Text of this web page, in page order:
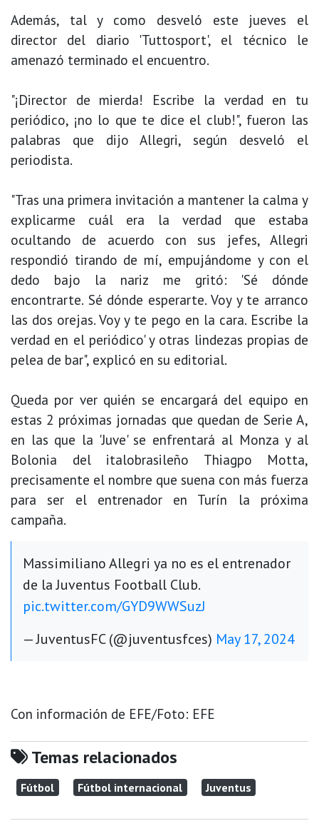
Además, tal y como desveló este jueves el
director del diario 'Tuttosport', el técnico le
amenazó terminado el encuentro.
"¡Director de mierda! Escribe la verdad en tu
periódico, ¡no lo que te dice el club!", fueron las
palabras que dijo Allegri, según desveló el
periodista.
"Tras una primera invitación a mantener la calma y
explicarme cuál era la verdad que estaba
ocultando de acuerdo con sus jefes, Allegri
respondió tirando de mí, empujándome y con el
dedo bajo la nariz me gritó: 'Sé dónde
encontrarte. Sé dónde esperarte. Voy y te arranco
las dos orejas. Voy y te pego en la cara. Escribe la
verdad en el periódico' y otras lindezas propias de
pelea de bar", explicó en su editorial.
Queda por ver quién se encargará del equipo en
estas 2 próximas jornadas que quedan de Serie A,
en las que la 'Juve' se enfrentará al Monza y al
Bolonia del italobrasileño Thiagpo Motta,
precisamente el nombre que suena con más fuerza
para ser el entrenador en Turín la próxima
campaña.
Massimiliano Allegri ya no es el entrenador
de la Juventus Football Club.
pic.twitter.com/GYD9WWSuzJ
— JuventusFC (@juventusfces) May 17, 2024
Con información de EFE/Foto: EFE
Temas relacionados
Fútbol Fútbol internacional Juventus